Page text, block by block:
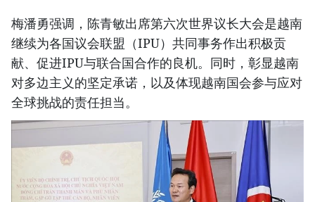
梅潘勇强调，陈青敏出席第六次世界议长大会是越南
继续为各国议会联盟（IPU）共同事务作出积极贡
献、促进IPU与联合国合作的良机。同时，彰显越南
对多边主义的坚定承诺，以及体现越南国会参与应对
全球挑战的责任担当。